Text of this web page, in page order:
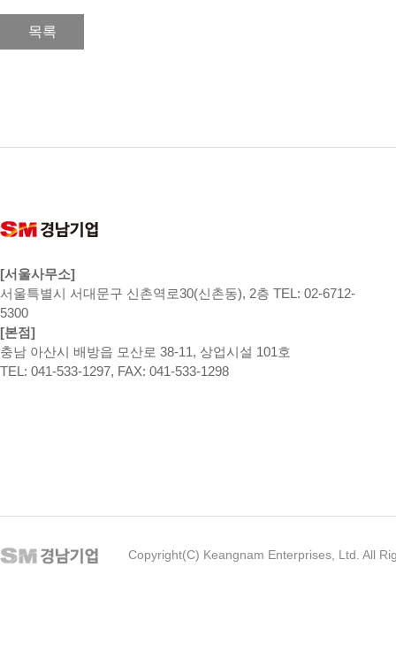
목록
[서울사무소]
서울특별시 서대문구 신촌역로30(신촌동), 2층 TEL: 02-6712-
5300
[본점]
충남 아산시 배방읍 모산로 38-11, 상업시설 101호
TEL: 041-533-1297, FAX: 041-533-1298
Copyright(C) Keangnam Enterprises, Ltd. All